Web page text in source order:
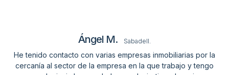
Ángel M. Sabadell.
He tenido contacto con varias empresas inmobiliarias por la
cercanía al sector de la empresa en la que trabajo y tengo